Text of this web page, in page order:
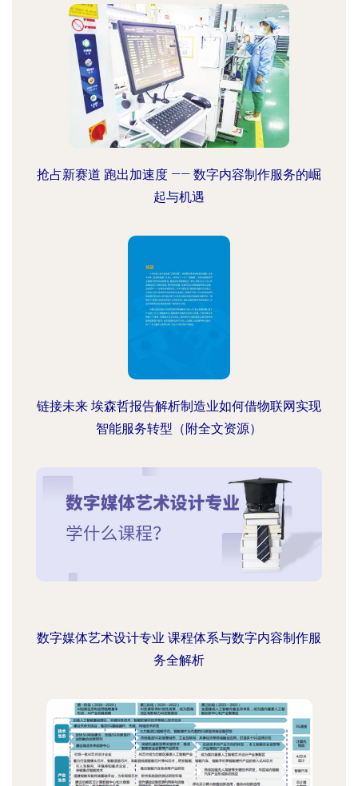
抢占新赛道 跑出加速度 —— 数字内容制作服务的崛
起与机遇
链接未来 埃森哲报告解析制造业如何借物联网实现
智能服务转型（附全文资源）
数字媒体艺术设计专业 课程体系与数字内容制作服
务全解析